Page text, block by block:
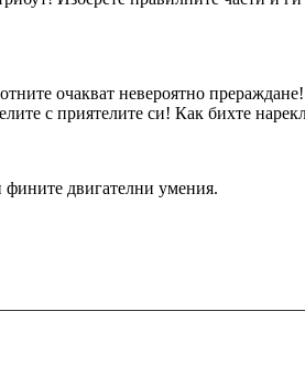
очакват невероятно
с приятелите си! Как бихте
фините двигателни умения.